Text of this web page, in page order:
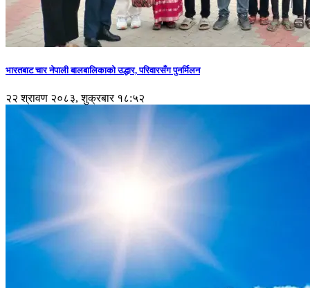
भारतबाट चार नेपाली बालबालिकाको उद्धार, परिवारसँग पुनर्मिलन
२२ श्रावण २०८३, शुक्रबार १८:५२